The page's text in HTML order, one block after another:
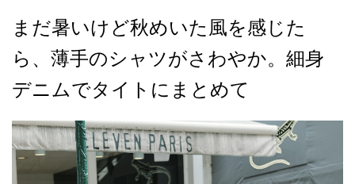
まだ暑いけど秋めいた風を感じた
ら、薄手のシャツがさわやか。細身
デニムでタイトにまとめて